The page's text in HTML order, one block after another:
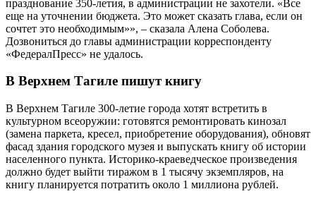
празднование 350-летия, в администрации не захотели. «Все
еще на уточнении бюджета. Это может сказать глава, если он
сочтет это необходимым»», – сказала Алена Соболева.
Дозвониться до главы администрации корреспонденту
«ФедералПресс» не удалось.
В Верхнем Тагиле пишут книгу
В Верхнем Тагиле 300-летие города хотят встретить в
культурном всеоружии: готовятся ремонтировать кинозал
(замена паркета, кресел, приобретение оборудования), обновят
фасад здания городского музея и выпускать книгу об истории
населенного пункта. Историко-краеведческое произведения
должно будет выйти тиражом в 1 тысячу экземпляров, на
книгу планируется потратить около 1 миллиона рублей.